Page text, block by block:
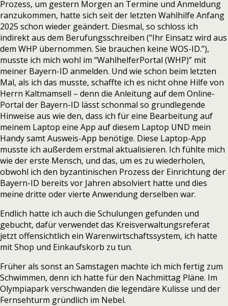
Prozess, um gestern Morgen an Termine und Anmeldung
ranzukommen, hatte sich seit der letzten Wahlhilfe Anfang
2025 schon wieder geändert. Diesmal, so schloss ich
indirekt aus dem Berufungsschreiben (“Ihr Einsatz wird aus
dem WHP übernommen. Sie brauchen keine WOS-ID.”),
musste ich mich wohl im “WahlhelferPortal (WHP)” mit
meiner Bayern-ID anmelden. Und wie schon beim letzten
Mal, als ich das musste, schaffte ich es nicht ohne Hilfe von
Herrn Kaltmamsell – denn die Anleitung auf dem Online-
Portal der Bayern-ID lässt schonmal so grundlegende
Hinweise aus wie den, dass ich für eine Bearbeitung auf
meinem Laptop eine App auf diesem Laptop UND mein
Handy samt Ausweis-App benötige. Diese Laptop-App
musste ich außerdem erstmal aktualisieren. Ich fühlte mich
wie der erste Mensch, und das, um es zu wiederholen,
obwohl ich den byzantinischen Prozess der Einrichtung der
Bayern-ID bereits vor Jahren absolviert hatte und dies
meine dritte oder vierte Anwendung derselben war.
Endlich hatte ich auch die Schulungen gefunden und
gebucht, dafür verwendet das Kreisverwaltungsreferat
jetzt offensichtlich ein Warenwirtschaftssystem, ich hatte
mit Shop und Einkaufskorb zu tun.
Früher als sonst an Samstagen machte ich mich fertig zum
Schwimmen, denn ich hatte für den Nachmittag Pläne. Im
Olympiapark verschwanden die legendäre Kulisse und der
Fernsehturm gründlich im Nebel.